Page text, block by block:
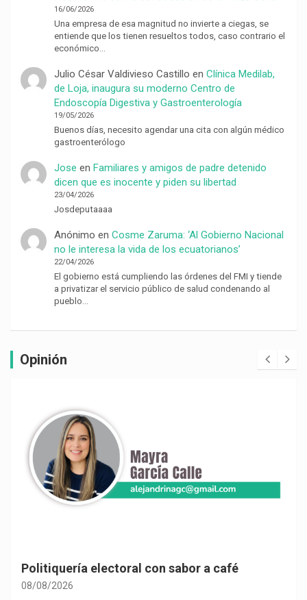
16/06/2026
Una empresa de esa magnitud no invierte a ciegas, se
entiende que los tienen resueltos todos, caso contrario el
económico…
Julio César Valdivieso Castillo en Clínica Medilab,
de Loja, inaugura su moderno Centro de
Endoscopía Digestiva y Gastroenterología
19/05/2026
Buenos días, necesito agendar una cita con algún médico
gastroenterólogo
Jose en Familiares y amigos de padre detenido
dicen que es inocente y piden su libertad
23/04/2026
Josdeputaaaa
Anónimo en Cosme Zaruma: ‘Al Gobierno Nacional
no le interesa la vida de los ecuatorianos’
22/04/2026
El gobierno está cumpliendo las órdenes del FMI y tiende
a privatizar el servicio público de salud condenando al
pueblo…
Opinión
Politiquería electoral con sabor a café
08/08/2026